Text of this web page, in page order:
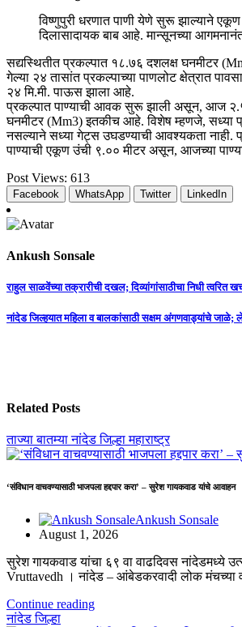
विष्णुपुरी धरणात पाणी येणे सुरू झाल्याने
दिलासादायक बाब आहे. मान्सूनच्या
सद्यस्थितीत प्रकल्पात १८.७६ दशलक्ष घनमीटर
गेल्या २४ तासांत प्रकल्पाच्या पाणलोट क्षेत्रात
२४ मि.मी. पाऊस झाला आहे.
प्रकल्पात पाण्याची आवक सुरू झाली असून, आज
घनमीटर (Mm3) इतकीच आहे. विशेष म्हणजे, सध्या
नसल्याने सध्या गेट्स उघडण्याची आवश्यकता नाही.
पाण्याची एकूण उंची ९.०० मीटर असून, आजच्या
Post Views: 613
Facebook WhatsApp Twitter LinkedIn
Ankush Sonsale
Post
navigation
राहुल साळवेंच्या तक्रारीची दखल; दिव्यांगांसाठीचा निधी त्वरित
नांदेड जिल्‍हयात महिला व बालकांसाठी सक्षम अंगणवाड्यांचे
Related Posts
ताज्या बातम्यानांदेड जिल्हामहाराष्ट्र
‘संविधान वाचवण्यासाठी भाजपला हद्दपार करा’ – सुरेश गायकवाड यांचे आवाहन
Ankush Sonsale
August 1, 2026
सुरेश गायकवाड यांचा ६९ वा वाढदिवस नांदेडमध्ये
Vruttavedh । ​नांदेड – आंबेडकरवादी लोक मंचच्या
Continue reading
नांदेड जिल्हा